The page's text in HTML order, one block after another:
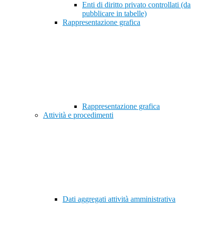
Enti di diritto privato controllati (da
pubblicare in tabelle)
Rappresentazione grafica
Rappresentazione grafica
Attività e procedimenti
Dati aggregati attività amministrativa